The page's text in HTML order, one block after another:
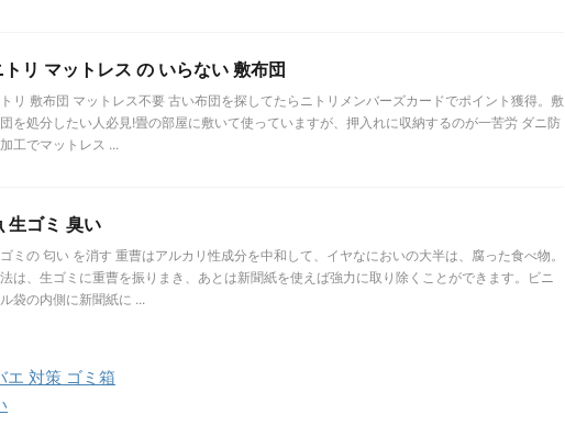
トリ マットレス の いらない 敷布団
リ 敷布団 マットレス不要 古い布団を探してたらニトリメンバーズカードでポイント獲得。敷
を処分したい人必見!畳の部屋に敷いて使っていますが、押入れに収納するのが一苦労 ダニ防
工でマットレス ...
生ゴミ 臭い
ミの 匂い を消す 重曹はアルカリ性成分を中和して、イヤなにおいの大半は、腐った食べ物。
は、生ゴミに重曹を振りまき、あとは新聞紙を使えば強力に取り除くことができます。ビニ
袋の内側に新聞紙に ...
エ 対策 ゴミ箱